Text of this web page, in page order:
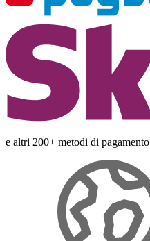
e altri 200+ metodi di pagamento